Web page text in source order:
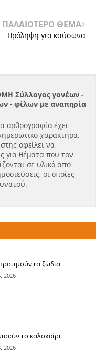
ΠΑΛΑΙΟΤΕΡΟ ΘΕΜΑ
Πρόληψη για καύσωνα
Σύλλογος γονέων -
- φίλων με αναπηρία
αρθρογραφία έχει
χαρακτήρα.
οφείλει να
για θέματα που τον
σε υλικό από
οι οποίες
τα ζώδια
2026
το καλοκαίρι
2026